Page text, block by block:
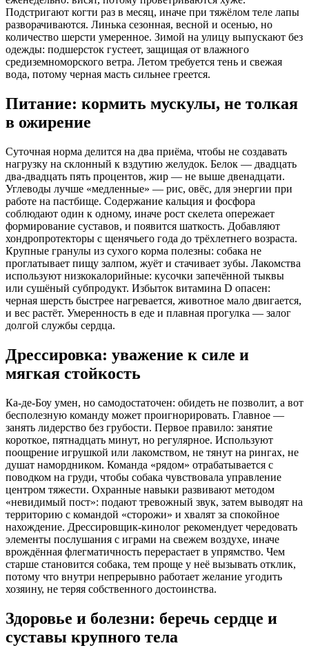
Подстригают когти раз в месяц, иначе при тяжёлом теле лапы
разворачиваются. Линька сезонная, весной и осенью, но
количество шерсти умеренное. Зимой на улицу выпускают без
одежды: подшерсток густеет, защищая от влажного
средиземноморского ветра. Летом требуется тень и свежая
вода, потому черная масть сильнее греется.
Питание: кормить мускулы, не толкая
в ожирение
Суточная норма делится на два приёма, чтобы не создавать
нагрузку на склонный к вздутию желудок. Белок — двадцать
два-двадцать пять процентов, жир — не выше двенадцати.
Углеводы лучше «медленные» — рис, овёс, для энергии при
работе на пастбище. Содержание кальция и фосфора
соблюдают один к одному, иначе рост скелета опережает
формирование суставов, и появится шаткость. Добавляют
хондропротекторы с щенячьего года до трёхлетнего возраста.
Крупные гранулы из сухого корма полезны: собака не
проглатывает пищу залпом, жуёт и стачивает зубы. Лакомства
используют низкокалорийные: кусочки запечённой тыквы
или сушёный субпродукт. Избыток витамина D опасен:
черная шерсть быстрее нагревается, животное мало двигается,
и вес растёт. Умеренность в еде и плавная прогулка — залог
долгой службы сердца.
Дрессировка: уважение к силе и
мягкая стойкость
Ка-де-Боу умен, но самодостаточен: обидеть не позволит, а вот
бесполезную команду может проигнорировать. Главное —
занять лидерство без грубости. Первое правило: занятие
короткое, пятнадцать минут, но регулярное. Используют
поощрение игрушкой или лакомством, не тянут на рингах, не
душат намордником. Команда «рядом» отрабатывается с
поводком на груди, чтобы собака чувствовала управление
центром тяжести. Охранные навыки развивают методом
«невидимый пост»: подают тревожный звук, затем выводят на
территорию с командой «сторожи» и хвалят за спокойное
нахождение. Дрессировщик-кинолог рекомендует чередовать
элементы послушания с играми на свежем воздухе, иначе
врождённая флегматичность перерастает в упрямство. Чем
старше становится собака, тем проще у неё вызывать отклик,
потому что внутри непрерывно работает желание угодить
хозяину, не теряя собственного достоинства.
Здоровье и болезни: беречь сердце и
суставы крупного тела